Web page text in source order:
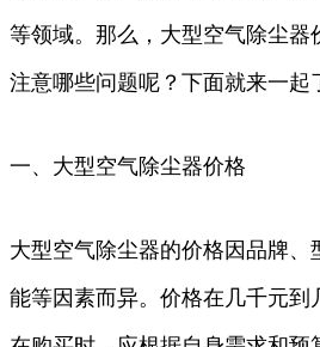
等领域。那么，大型空气除尘器
注意哪些问题呢？下面就来一起
一、大型空气除尘器价格
大型空气除尘器的价格因品牌、
能等因素而异。价格在几千元到